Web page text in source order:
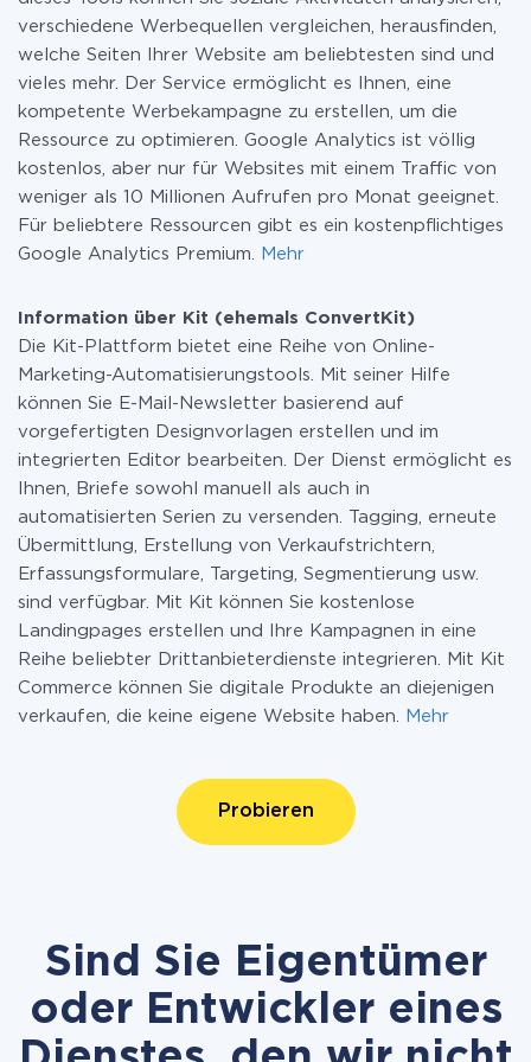
verschiedene Werbequellen vergleichen, herausfinden,
welche Seiten Ihrer Website am beliebtesten sind und
vieles mehr. Der Service ermöglicht es Ihnen, eine
kompetente Werbekampagne zu erstellen, um die
Ressource zu optimieren. Google Analytics ist völlig
kostenlos, aber nur für Websites mit einem Traffic von
weniger als 10 Millionen Aufrufen pro Monat geeignet.
Für beliebtere Ressourcen gibt es ein kostenpflichtiges
Google Analytics Premium.
Mehr
Information über Kit (ehemals ConvertKit)
Die Kit-Plattform bietet eine Reihe von Online-
Marketing-Automatisierungstools. Mit seiner Hilfe
können Sie E-Mail-Newsletter basierend auf
vorgefertigten Designvorlagen erstellen und im
integrierten Editor bearbeiten. Der Dienst ermöglicht es
Ihnen, Briefe sowohl manuell als auch in
automatisierten Serien zu versenden. Tagging, erneute
Übermittlung, Erstellung von Verkaufstrichtern,
Erfassungsformulare, Targeting, Segmentierung usw.
sind verfügbar. Mit Kit können Sie kostenlose
Landingpages erstellen und Ihre Kampagnen in eine
Reihe beliebter Drittanbieterdienste integrieren. Mit Kit
Commerce können Sie digitale Produkte an diejenigen
verkaufen, die keine eigene Website haben.
Mehr
Probieren
Sind Sie Eigentümer
oder Entwickler eines